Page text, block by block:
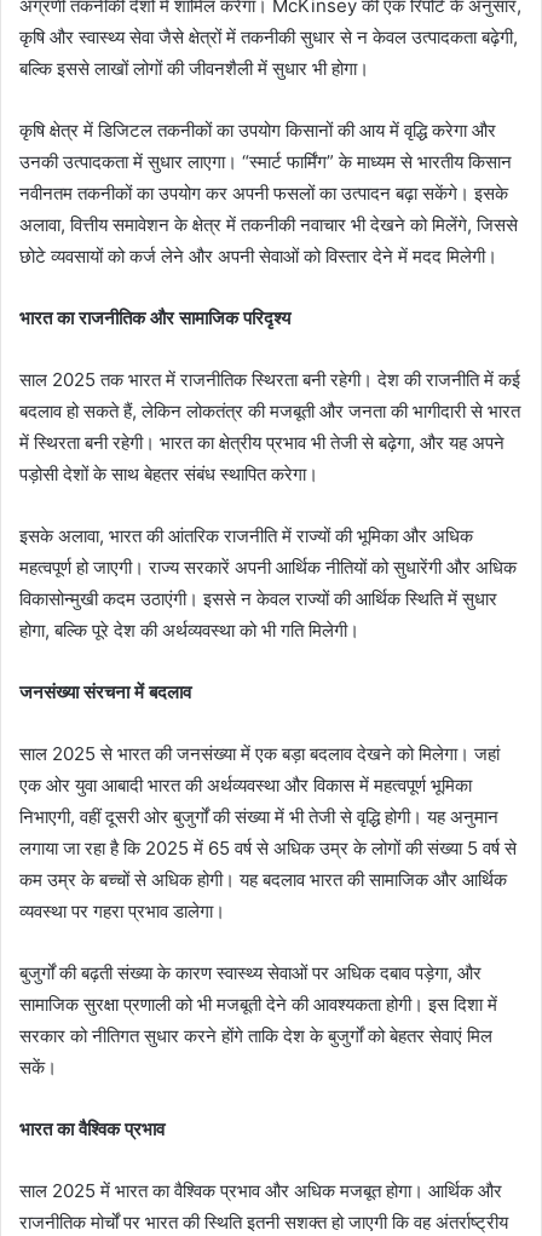
अग्रणी तकनीकी देशों में शामिल करेगा। McKinsey की एक रिपोर्ट के अनुसार,
कृषि और स्वास्थ्य सेवा जैसे क्षेत्रों में तकनीकी सुधार से न केवल उत्पादकता बढ़ेगी,
बल्कि इससे लाखों लोगों की जीवनशैली में सुधार भी होगा।
कृषि क्षेत्र में डिजिटल तकनीकों का उपयोग किसानों की आय में वृद्धि करेगा और
उनकी उत्पादकता में सुधार लाएगा। “स्मार्ट फार्मिंग” के माध्यम से भारतीय किसान
नवीनतम तकनीकों का उपयोग कर अपनी फसलों का उत्पादन बढ़ा सकेंगे। इसके
अलावा, वित्तीय समावेशन के क्षेत्र में तकनीकी नवाचार भी देखने को मिलेंगे, जिससे
छोटे व्यवसायों को कर्ज लेने और अपनी सेवाओं को विस्तार देने में मदद मिलेगी।
भारत का राजनीतिक और सामाजिक परिदृश्य
साल 2025 तक भारत में राजनीतिक स्थिरता बनी रहेगी। देश की राजनीति में कई
बदलाव हो सकते हैं, लेकिन लोकतंत्र की मजबूती और जनता की भागीदारी से भारत
में स्थिरता बनी रहेगी। भारत का क्षेत्रीय प्रभाव भी तेजी से बढ़ेगा, और यह अपने
पड़ोसी देशों के साथ बेहतर संबंध स्थापित करेगा।
इसके अलावा, भारत की आंतरिक राजनीति में राज्यों की भूमिका और अधिक
महत्वपूर्ण हो जाएगी। राज्य सरकारें अपनी आर्थिक नीतियों को सुधारेंगी और अधिक
विकासोन्मुखी कदम उठाएंगी। इससे न केवल राज्यों की आर्थिक स्थिति में सुधार
होगा, बल्कि पूरे देश की अर्थव्यवस्था को भी गति मिलेगी।
जनसंख्या संरचना में बदलाव
साल 2025 से भारत की जनसंख्या में एक बड़ा बदलाव देखने को मिलेगा। जहां
एक ओर युवा आबादी भारत की अर्थव्यवस्था और विकास में महत्वपूर्ण भूमिका
निभाएगी, वहीं दूसरी ओर बुजुर्गों की संख्या में भी तेजी से वृद्धि होगी। यह अनुमान
लगाया जा रहा है कि 2025 में 65 वर्ष से अधिक उम्र के लोगों की संख्या 5 वर्ष से
कम उम्र के बच्चों से अधिक होगी। यह बदलाव भारत की सामाजिक और आर्थिक
व्यवस्था पर गहरा प्रभाव डालेगा।
बुजुर्गों की बढ़ती संख्या के कारण स्वास्थ्य सेवाओं पर अधिक दबाव पड़ेगा, और
सामाजिक सुरक्षा प्रणाली को भी मजबूती देने की आवश्यकता होगी। इस दिशा में
सरकार को नीतिगत सुधार करने होंगे ताकि देश के बुजुर्गों को बेहतर सेवाएं मिल
सकें।
भारत का वैश्विक प्रभाव
साल 2025 में भारत का वैश्विक प्रभाव और अधिक मजबूत होगा। आर्थिक और
राजनीतिक मोर्चों पर भारत की स्थिति इतनी सशक्त हो जाएगी कि वह अंतर्राष्ट्रीय